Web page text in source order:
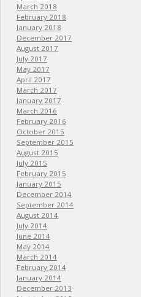
March 2018
February 2018
January 2018
December 2017
August 2017
July 2017
May 2017
April 2017
March 2017
January 2017
March 2016
February 2016
October 2015
September 2015
August 2015
July 2015
February 2015
January 2015
December 2014
September 2014
August 2014
July 2014
June 2014
May 2014
March 2014
February 2014
January 2014
December 2013